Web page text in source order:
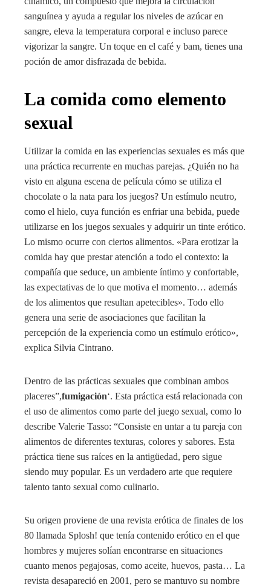
sanguínea y ayuda a regular los niveles de azúcar en
sangre, eleva la temperatura corporal e incluso parece
vigorizar la sangre. Un toque en el café y bam, tienes una
poción de amor disfrazada de bebida.
La comida como elemento
sexual
Utilizar la comida en las experiencias sexuales es más que
una práctica recurrente en muchas parejas. ¿Quién no ha
visto en alguna escena de película cómo se utiliza el
chocolate o la nata para los juegos? Un estímulo neutro,
como el hielo, cuya función es enfriar una bebida, puede
utilizarse en los juegos sexuales y adquirir un tinte erótico.
Lo mismo ocurre con ciertos alimentos. «Para erotizar la
comida hay que prestar atención a todo el contexto: la
compañía que seduce, un ambiente íntimo y confortable,
las expectativas de lo que motiva el momento… además
de los alimentos que resultan apetecibles». Todo ello
genera una serie de asociaciones que facilitan la
percepción de la experiencia como un estímulo erótico»,
explica Silvia Cintrano.
Dentro de las prácticas sexuales que combinan ambos
placeres”,fumigación‘. Esta práctica está relacionada con
el uso de alimentos como parte del juego sexual, como lo
describe Valerie Tasso: “Consiste en untar a tu pareja con
alimentos de diferentes texturas, colores y sabores. Esta
práctica tiene sus raíces en la antigüedad, pero sigue
siendo muy popular. Es un verdadero arte que requiere
talento tanto sexual como culinario.
Su origen proviene de una revista erótica de finales de los
80 llamada Splosh! que tenía contenido erótico en el que
hombres y mujeres solían encontrarse en situaciones
cuanto menos pegajosas, como aceite, huevos, pasta… La
revista desapareció en 2001, pero se mantuvo su nombre